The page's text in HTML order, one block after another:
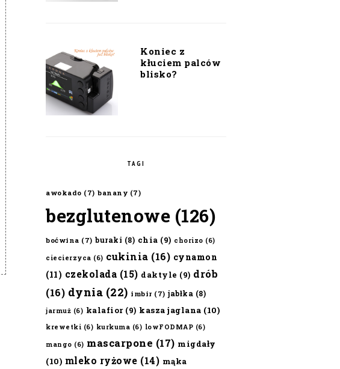
Koniec z
kłuciem palców
blisko?
TAGI
awokado (7) banany (7)
bezglutenowe (126)
boćwina (7) buraki (8) chia (9) chorizo (6)
ciecierzyca (6) cukinia (16) cynamon
(11) czekolada (15) daktyle (9) drób
(16) dynia (22) imbir (7) jabłka (8)
jarmuż (6) kalafior(9) kasza jaglana (10)
krewetki (6) kurkuma (6) lowFODMAP (6)
mango (6) mascarpone (17) migdały
(10) mleko ryżowe (14) mąka